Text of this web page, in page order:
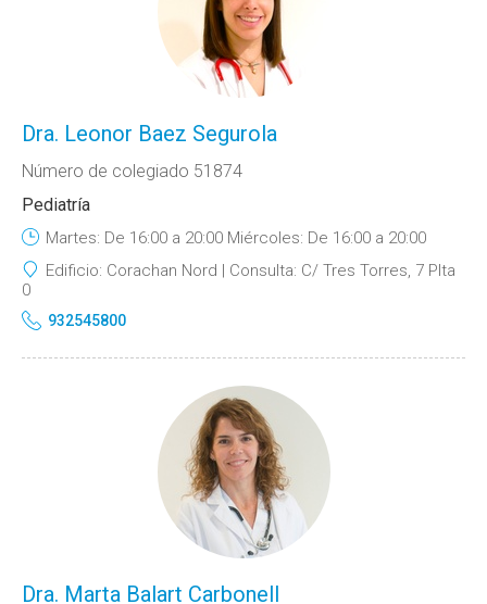
Dra. Leonor Baez Segurola
Número de colegiado 51874
Pediatría
Martes: De 16:00 a 20:00 Miércoles: De 16:00 a 20:00
Edificio: Corachan Nord Consulta: C/ Tres Torres, 7 Plta
0
932545800
Dra. Marta Balart Carbonell